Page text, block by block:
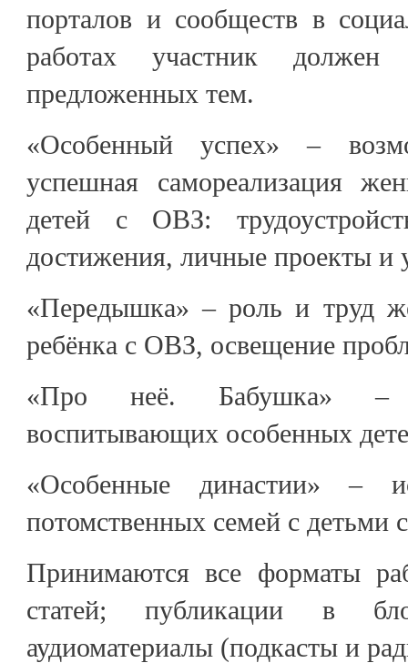
порталов и сообществ в
работах участник
предложенных тем.
«Особенный успех» –
успешная самореализация
детей с ОВЗ:
достижения, личные проекты и
«Передышка» – роль и труд
ребёнка с ОВЗ, освещение
«Про неё. Бабушка» –
воспитывающих особенных
«Особенные династии» –
потомственных семей с детьми
Принимаются все форматы
статей; публикации в
аудиоматериалы (подкасты и